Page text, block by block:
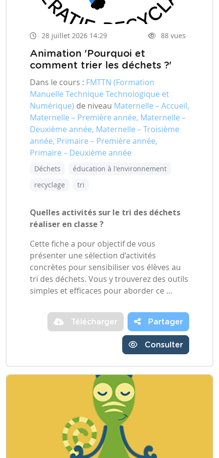
28 juillet 2026 14:29 88 vues
Animation 'Pourquoi et
comment trier les déchets ?'
Dans le cours : FMTTN (Formation
Manuelle Technique Technologique et
Numérique) de niveau Maternelle – Accueil,
Maternelle – Première année, Maternelle –
Deuxième année, Maternelle – Troisième
année, Primaire – Première année,
Primaire – Deuxième année
Déchets
éducation à l'environnement
recyclage
tri
Quelles activités sur le tri des déchets
réaliser en classe ?
Cette fiche a pour objectif de vous
présenter une sélection d’activités
concrètes pour sensibiliser vos élèves au
tri des déchets. Vous y trouverez des outils
simples et efficaces pour aborder ce …
Télécharger Partager
Consulter